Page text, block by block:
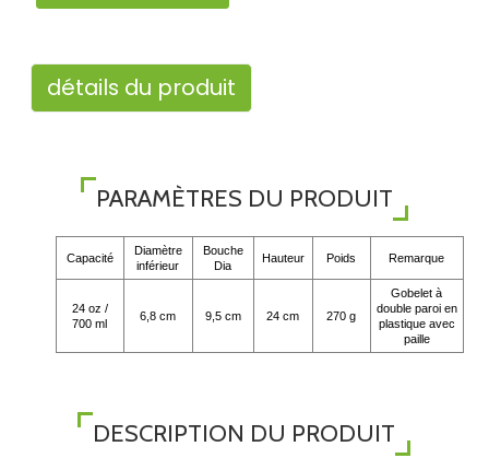
détails du produit
PARAMÈTRES DU PRODUIT
Capacité
Diamètre
inférieur
Bouche
Dia
Hauteur Poids Remarque
24 oz /
700 ml
6,8 cm 9,5 cm 24 cm 270 g
Gobelet à
double paroi en
plastique avec
paille
DESCRIPTION DU PRODUIT